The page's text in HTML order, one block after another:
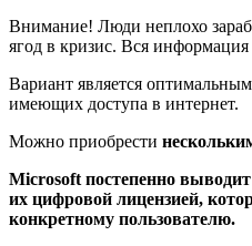
Внимание! Люди неплохо
ягод в кризис. Вся информация
Вариант является
имеющих доступа в интернет.
Можно приобрести
Microsoft постепенно
их цифровой лицензией,
конкретному пользователю.